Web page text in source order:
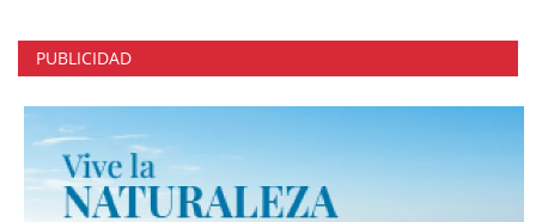
PUBLICIDAD